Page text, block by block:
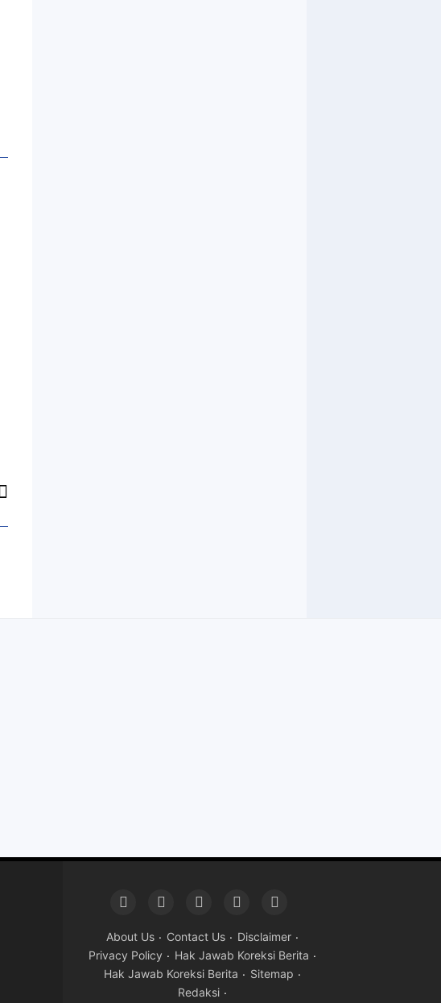
About Us Contact Us
Disclaimer
Privacy Policy
Hak Jawab Koreksi Berita
Hak Jawab Koreksi Berita
Sitemap
Redaksi